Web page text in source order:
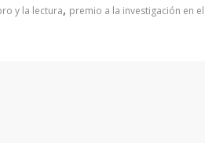
y la lectura, premio a la investigación en